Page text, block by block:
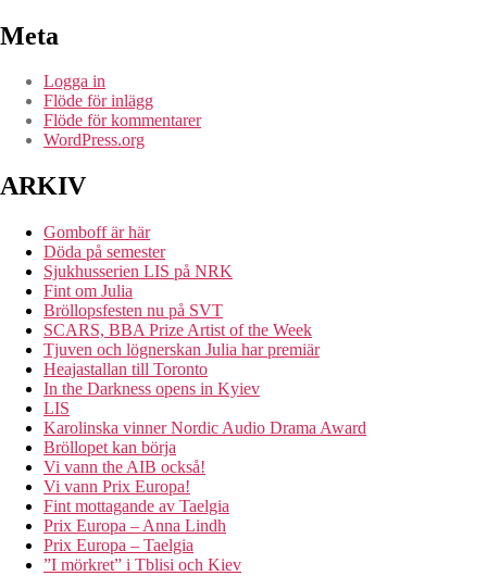
Meta
Logga in
Flöde för inlägg
Flöde för kommentarer
WordPress.org
ARKIV
Gomboff är här
Döda på semester
Sjukhusserien LIS på NRK
Fint om Julia
Bröllopsfesten nu på SVT
SCARS, BBA Prize Artist of the Week
Tjuven och lögnerskan Julia har premiär
Heajastallan till Toronto
In the Darkness opens in Kyiev
LIS
Karolinska vinner Nordic Audio Drama Award
Bröllopet kan börja
Vi vann the AIB också!
Vi vann Prix Europa!
Fint mottagande av Taelgia
Prix Europa – Anna Lindh
Prix Europa – Taelgia
”I mörkret” i Tblisi och Kiev